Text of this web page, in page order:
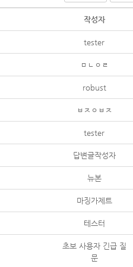
작성자
tester
ㅁㄴㅇㄹ
robust
ㅂㅈㅇㅂㅈ
tester
답변글작성자
뉴본
마징가제트
테스터
초보 사용자 긴급 질
문